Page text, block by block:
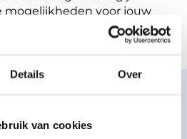
Details Over
van cookies
voor jouw
vertrouwd.